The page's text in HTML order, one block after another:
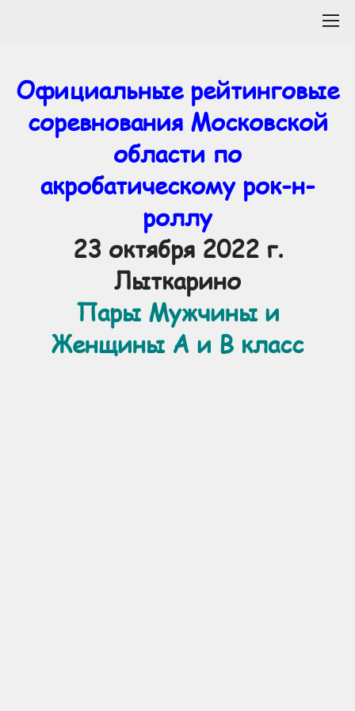
Официальные рейтинговые
соревнования Московской
области по
акробатическому рок-н-
роллу
23 октября 2022 г.
Лыткарино
Пары Мужчины и
Женщины А и В класс